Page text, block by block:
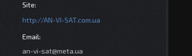
http://AN-VI-SAT.com.ua
an-vi-sat@meta.ua